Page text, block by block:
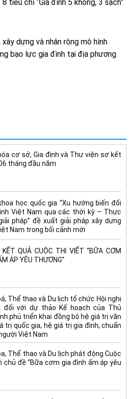
tiêu chí “Gia đình 5 không, 3 sạch”
xây dựng và nhân rộng mô hình
bạo lực gia đình tại địa phương
cơ sở, Gia đình và Thư viện sơ kết
tháng đầu năm
học quốc gia “Xu hướng biến đổi
Việt Nam qua các thời kỳ – Thực
pháp” đề xuất giải pháp xây dựng
Nam trong bối cảnh mới
KẾT QUẢ CUỘC THI VIẾT “BỮA CƠM
ÁP YÊU THƯƠNG”
Thể thao và Du lịch tổ chức Hội nghị
đối với dự thảo Kế hoạch của Thủ
phủ triển khai đồng bộ hệ giá trị văn
trị quốc gia, hệ giá trị gia đình, chuẩn
Việt Nam
Thể thao và Du lịch phát động Cuộc
chủ đề “Bữa cơm gia đình ấm áp yêu